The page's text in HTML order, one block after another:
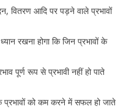
वितरण आदि पर पड़ने वाले प्रभावों
रखना होगा कि जिन प्रभावों के
पूर्ण रूप से प्रभावी नहीं हो पाते
प्रभावों को कम करने में सफल हो जाते